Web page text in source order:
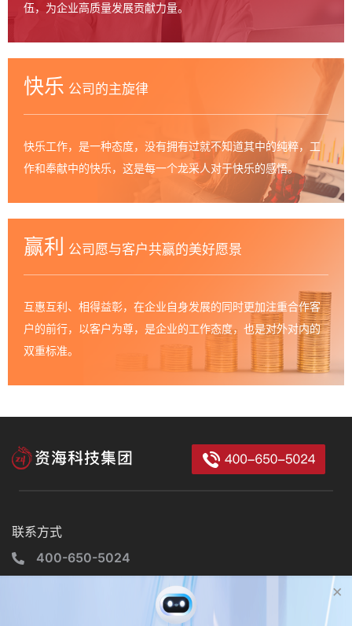
伍，为企业高质量发展贡献力量。
快乐 公司的主旋律
快乐工作，是一种态度，没有拥有过就不知道其中的纯粹，工
作和奉献中的快乐，这是每一个龙采人对于快乐的感悟。
赢利 公司愿与客户共赢的美好愿景
互惠互利、相得益彰，在企业自身发展的同时更加注重合作客
户的前行，以客户为尊，是企业的工作态度，也是对外对内的
双重标准。
联系方式
400-650-5024
山西综改示范区太原学府园区南中环街529号清控创新基地B座×